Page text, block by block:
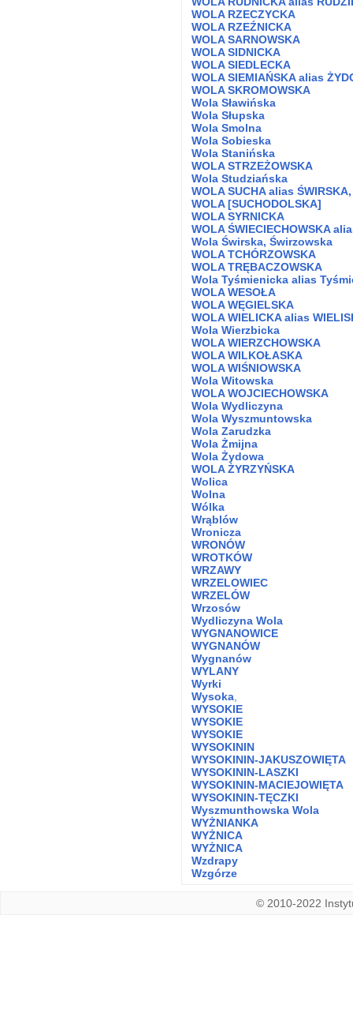
WOLA RZECZYCKA
WOLA RZEŹNICKA
WOLA SARNOWSKA
WOLA SIDNICKA
WOLA SIEDLECKA
WOLA SIEMIAŃSKA alias
WOLA SKROMOWSKA
Wola Sławińska
Wola Słupska
Wola Smolna
Wola Sobieska
Wola Stanińska
WOLA STRZEŻOWSKA
Wola Studziańska
WOLA SUCHA alias
WOLA [SUCHODOLSKA]
WOLA SYRNICKA
WOLA ŚWIECIECHOWSKA
Wola Świrska, Świrzowska
WOLA TCHÓRZOWSKA
WOLA TRĘBACZOWSKA
Wola Tyśmienicka alias
WOLA WESOŁA
WOLA WĘGIELSKA
WOLA WIELICKA alias
Wola Wierzbicka
WOLA WIERZCHOWSKA
WOLA WILKOŁASKA
WOLA WIŚNIOWSKA
Wola Witowska
WOLA WOJCIECHOWSKA
Wola Wydliczyna
Wola Wyszmuntowska
Wola Zarudzka
Wola Żmijna
Wola Żydowa
WOLA ŻYRZYŃSKA
Wolica
Wolna
Wólka
Wrąblów
Wronicza
WRONÓW
WROTKÓW
WRZAWY
WRZELOWIEC
WRZELÓW
Wrzosów
Wydliczyna Wola
WYGNANOWICE
WYGNANÓW
Wygnanów
WYLANY
Wyrki
Wysoka
WYSOKIE
WYSOKIE
WYSOKIE
WYSOKININ
WYSOKININ-JAKUSZOWIĘTA
WYSOKININ-LASZKI
WYSOKININ-MACIEJOWIĘTA
WYSOKININ-TĘCZKI
Wyszmunthowska Wola
WYŻNIANKA
WYŻNICA
WYŻNICA
Wzdrapy
Wzgórze
© 2010-2022